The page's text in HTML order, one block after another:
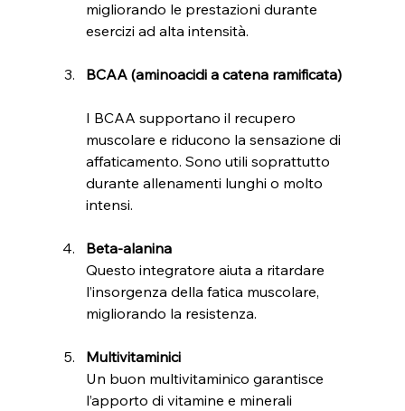
migliorando le prestazioni durante
esercizi ad alta intensità.
BCAA (aminoacidi a catena ramificata)
I BCAA supportano il recupero
muscolare e riducono la sensazione di
affaticamento. Sono utili soprattutto
durante allenamenti lunghi o molto
intensi.
Beta-alanina
Questo integratore aiuta a ritardare
l’insorgenza della fatica muscolare,
migliorando la resistenza.
Multivitaminici
Un buon multivitaminico garantisce
l’apporto di vitamine e minerali